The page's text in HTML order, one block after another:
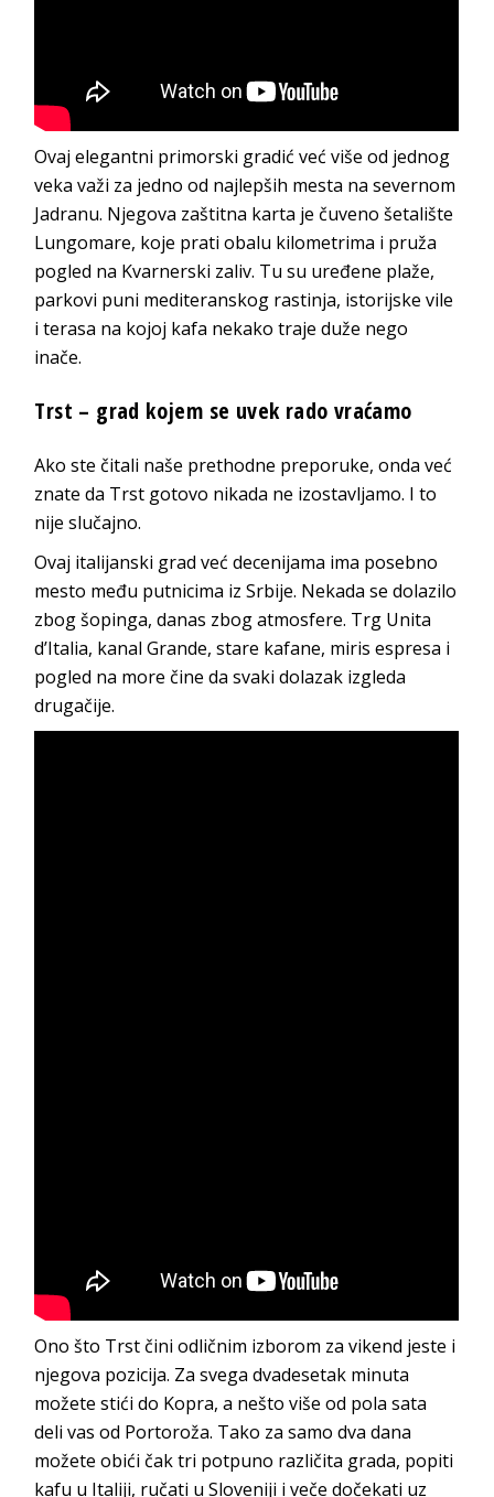
Ovaj elegantni primorski gradić već više od jednog
veka važi za jedno od najlepših mesta na severnom
Jadranu. Njegova zaštitna karta je čuveno šetalište
Lungomare, koje prati obalu kilometrima i pruža
pogled na Kvarnerski zaliv. Tu su uređene plaže,
parkovi puni mediteranskog rastinja, istorijske vile
i terasa na kojoj kafa nekako traje duže nego
inače.
Trst – grad kojem se uvek rado vraćamo
Ako ste čitali naše prethodne preporuke, onda već
znate da Trst gotovo nikada ne izostavljamo. I to
nije slučajno.
Ovaj italijanski grad već decenijama ima posebno
mesto među putnicima iz Srbije. Nekada se dolazilo
zbog šopinga, danas zbog atmosfere. Trg Unita
d’Italia, kanal Grande, stare kafane, miris espresa i
pogled na more čine da svaki dolazak izgleda
drugačije.
Ono što Trst čini odličnim izborom za vikend jeste i
njegova pozicija. Za svega dvadesetak minuta
možete stići do Kopra, a nešto više od pola sata
deli vas od Portoroža. Tako za samo dva dana
možete obići čak tri potpuno različita grada, popiti
kafu u Italiji, ručati u Sloveniji i veče dočekati uz